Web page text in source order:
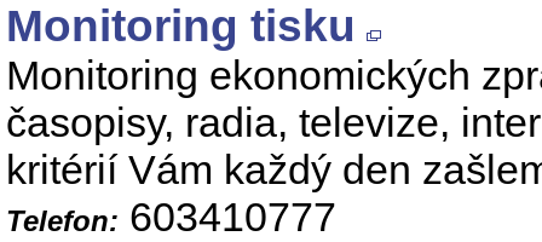
Monitoring tisku
Monitoring ekonomických
časopisy, radia, televize,
kritérií Vám každý den
Telefon: 603410777